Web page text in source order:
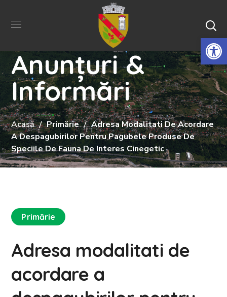
Anunțuri &
Informări
Acasă Primărie
Adresa Modalitati De Acordare
A Despagubirilor Pentru Pagubele Produse De
Speciile De Fauna De Interes Cinegetic
Primărie
Adresa modalitati de
acordare a